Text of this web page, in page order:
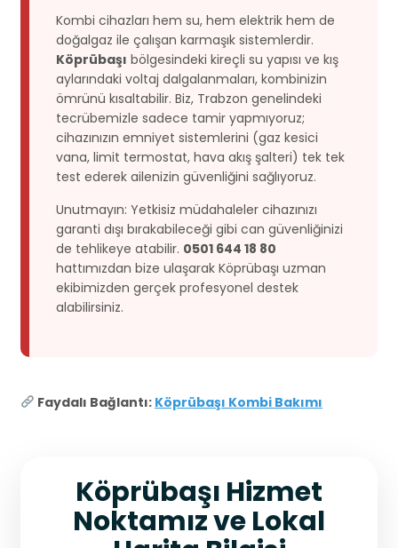
Kombi cihazları hem su, hem elektrik hem de
doğalgaz ile çalışan karmaşık sistemlerdir.
Köprübaşı bölgesindeki kireçli su yapısı ve kış
aylarındaki voltaj dalgalanmaları, kombinizin
ömrünü kısaltabilir. Biz, Trabzon genelindeki
tecrübemizle sadece tamir yapmıyoruz;
cihazınızın emniyet sistemlerini (gaz kesici
vana, limit termostat, hava akış şalteri) tek tek
test ederek ailenizin güvenliğini sağlıyoruz.
Unutmayın: Yetkisiz müdahaleler cihazınızı
garanti dışı bırakabileceği gibi can güvenliğinizi
de tehlikeye atabilir. 0501 644 18 80
hattımızdan bize ulaşarak Köprübaşı uzman
ekibimizden gerçek profesyonel destek
alabilirsiniz.
Faydalı Bağlantı: Köprübaşı Kombi Bakımı
Köprübaşı Hizmet
Noktamız ve Lokal